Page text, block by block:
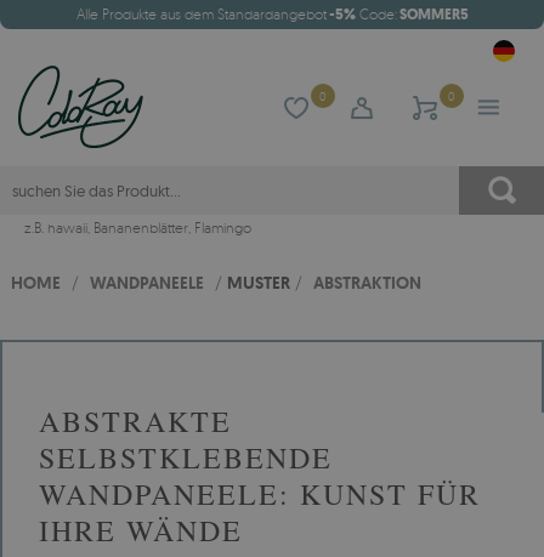
Alle Produkte aus dem Standardangebot-5%Code:SOMMER5
0 0
z.B. hawaii, Bananenblätter, Flamingo
HOME / WANDPANEELE / MUSTER / ABSTRAKTION
ABSTRAKTE
SELBSTKLEBENDE
WANDPANEELE: KUNST FÜR
IHRE WÄNDE